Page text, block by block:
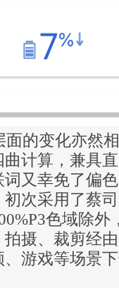
面的变化亦然
计算，兼具
又幸免了偏
次采用了蔡
色域除
摄、裁剪经
游戏等场景